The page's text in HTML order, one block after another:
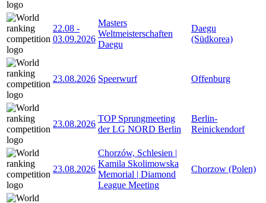
22.08 -
03.09.2026
Masters
Weltmeisterschaften
Daegu
Daegu
(Südkorea)
23.08.2026 Speerwurf Offenburg
23.08.2026
TOP Sprungmeeting
der LG NORD Berlin
Berlin-
Reinickendorf
23.08.2026
Chorzów, Schlesien |
Kamila Skolimowska
Memorial | Diamond
League Meeting
Chorzow (Polen)